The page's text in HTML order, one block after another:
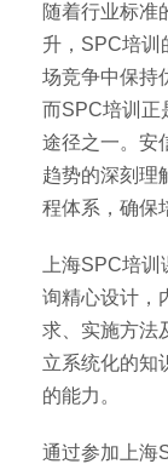
随着行业标准
升，SPC培训
场竞争中保持
而SPC培训正
途径之一。安
趋势的深刻理
程体系，确保
上海SPC培
询精心设计，
求、实施方法
立系统化的知
的能力。
通过参加上海